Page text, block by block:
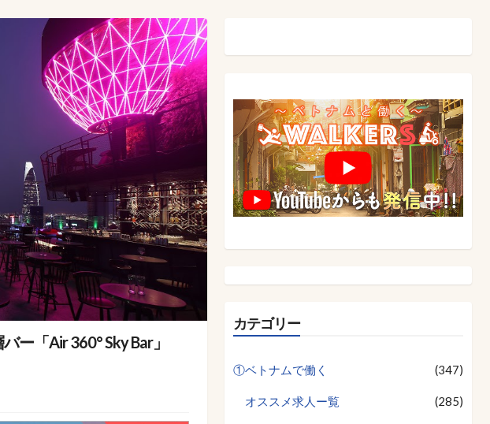
ー「Air 360° Sky Bar」
カテゴリー
①ベトナムで働く (347)
オススメ求人ー覧 (285)